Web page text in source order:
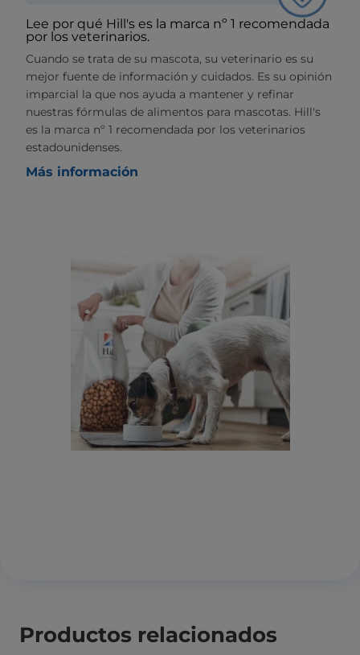
Lee por qué Hill's es la marca nº 1 recomendada
por los veterinarios.
Cuando se trata de su mascota, su veterinario es su
mejor fuente de información y cuidados. Es su opinión
imparcial la que nos ayuda a mantener y refinar
nuestras fórmulas de alimentos para mascotas. Hill's
es la marca nº 1 recomendada por los veterinarios
estadounidenses.
Más información
Productos relacionados